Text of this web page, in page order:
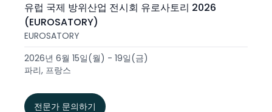
유럽 국제 방위산업 전시회 유로사토리 2026
(EUROSATORY)
EUROSATORY
2026년 6월 15일(월) - 19일(금)
파리, 프랑스
전문가 문의하기